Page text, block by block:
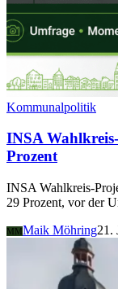
Kommunalpolitik
INSA
Prozent
INSA Wahlkreis-
29 Prozent, vor der
MMMaik Möhring21.